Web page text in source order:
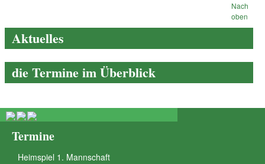
Nach
oben
Aktuelles
die Termine im Überblick
Termine
Heimspiel 1. Mannschaft